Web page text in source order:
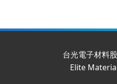
台光電子材料
Elite